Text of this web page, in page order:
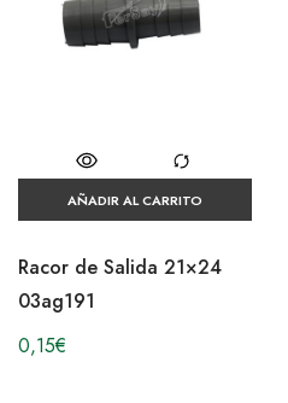
AÑADIR AL CARRITO
Racor de Salida 21×24
03ag191
0,15€